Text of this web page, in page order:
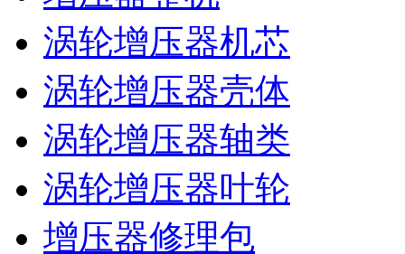
涡轮增压器机芯
涡轮增压器壳体
涡轮增压器轴类
涡轮增压器叶轮
增压器修理包